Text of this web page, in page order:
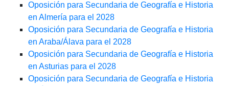
Oposición para Secundaria de Geografía e Historia
en Almería para el 2028
Oposición para Secundaria de Geografía e Historia
en Araba/Álava para el 2028
Oposición para Secundaria de Geografía e Historia
en Asturias para el 2028
Oposición para Secundaria de Geografía e Historia